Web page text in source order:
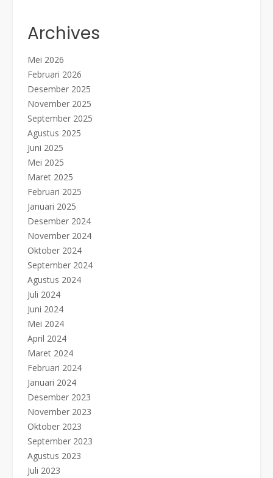
Archives
Mei 2026
Februari 2026
Desember 2025
November 2025
September 2025
Agustus 2025
Juni 2025
Mei 2025
Maret 2025
Februari 2025
Januari 2025
Desember 2024
November 2024
Oktober 2024
September 2024
Agustus 2024
Juli 2024
Juni 2024
Mei 2024
April 2024
Maret 2024
Februari 2024
Januari 2024
Desember 2023
November 2023
Oktober 2023
September 2023
Agustus 2023
Juli 2023